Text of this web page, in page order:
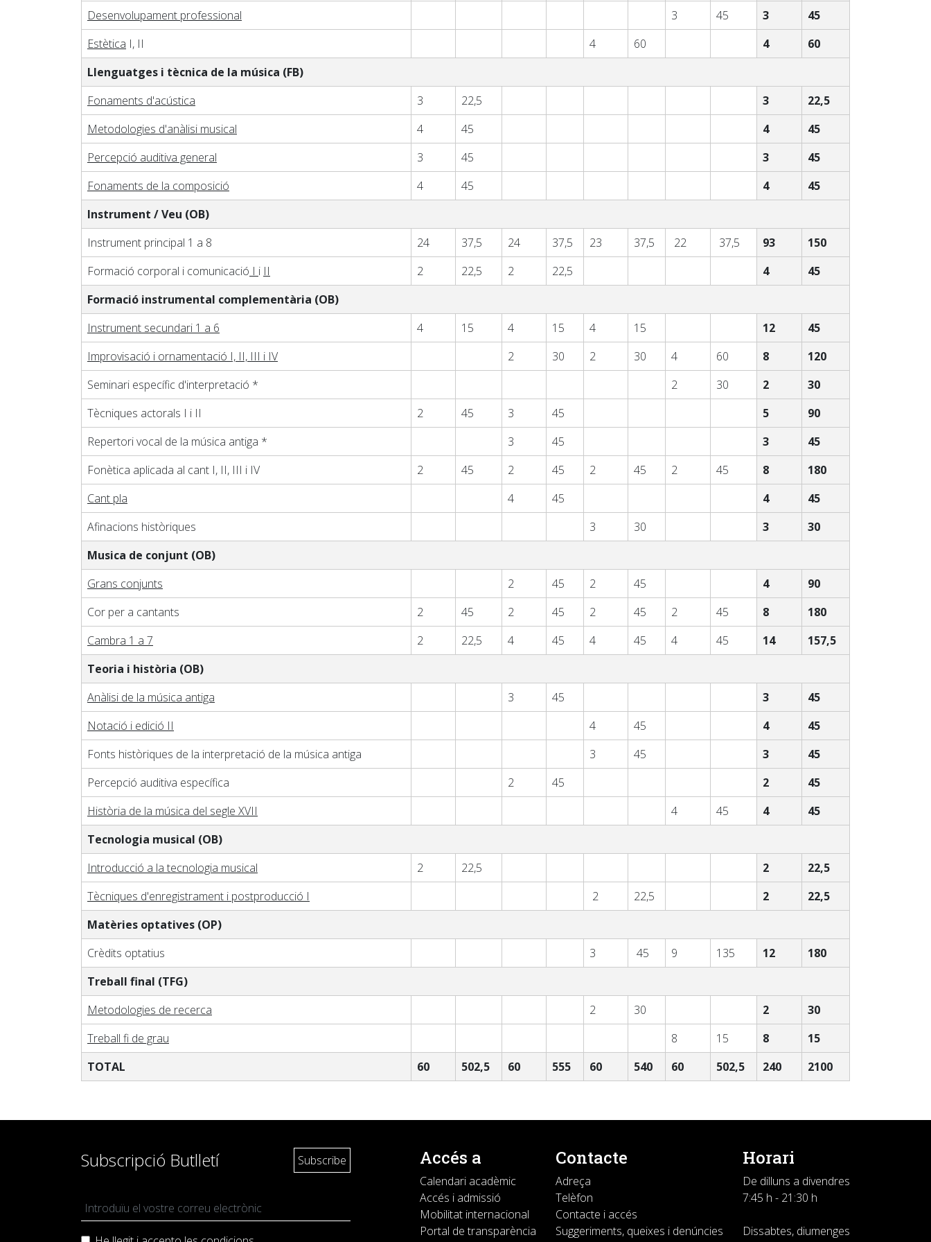
Pedagogia
Producció i gestió
Música i Matemàtiques
Música i Educació primària
Desenvolupament professional
3 45 3
45
Estètica I, II 4 60 4
60
Llenguatges i tècnica de la música (FB)
Fonaments d'acústica
3 22,5 3
22,5
Metodologies d'anàlisi musical
4 45 4
45
Percepció auditiva general
3 45 3
45
Fonaments de la composició
4 45 4
45
Instrument / Veu (OB)
Instrument principal 1 a 8
24 37,5 24 37,5 23 37,5 22 37,5 93
150
Formació corporal i comunicació I i II 2 22,5 2 22,5 4
45
Formació instrumental complementària (OB)
Instrument secundari 1 a 6
4 15 4 15 4 15 12
45
Improvisació i ornamentació I, II, III i IV
2 30 2 30 4 60 8
120
Seminari específic d'interpretació *
2 30 2
30
Tècniques actorals I i II
2 45 3 45 5
90
Repertori vocal de la música antiga *
3 45 3
45
Fonètica aplicada al cant I, II, III i IV
2 45 2 45 2 45 2 45 8
180
Cant pla
4 45 4
45
Afinacions històriques
3 30 3
30
Musica de conjunt (OB)
Grans conjunts
2 45 2 45 4
90
Cor per a cantants
2 45 2 45 2 45 2 45 8
180
Cambra 1 a 7
2 22,5 4 45 4 45 4 45 14
157,5
Teoria i història (OB)
Anàlisi de la música antiga
3 45 3
45
Notació i edició II
4 45 4
45
Fonts històriques de la interpretació de la música antiga
3 45 3
45
Percepció auditiva específica
2 45 2
45
Història de la música del segle XVII
4 45 4
45
Tecnologia musical (OB)
Introducció a la tecnologia musical
2 22,5 2
22,5
Tècniques d'enregistrament i postproducció I
2 22,5 2
22,5
Matèries optatives (OP)
Crèdits optatius
3 45 9 135 12
180
Treball final (TFG)
Metodologies de recerca
2 30 2
30
Treball fi de grau
8 15 8
15
TOTAL
60 502,5 60 555 60 540 60 502,5 240 2100
Subscripció Butlletí Accés a
Calendari acadèmic
Accés i admissió
Mobilitat internacional
Portal de transparència
Contacte
Adreça
Telèfon
Contacte i accés
Suggeriments, queixes i denúncies
Horari
De dilluns a divendres
7:45 h - 21:30 h
Dissabtes, diumenges